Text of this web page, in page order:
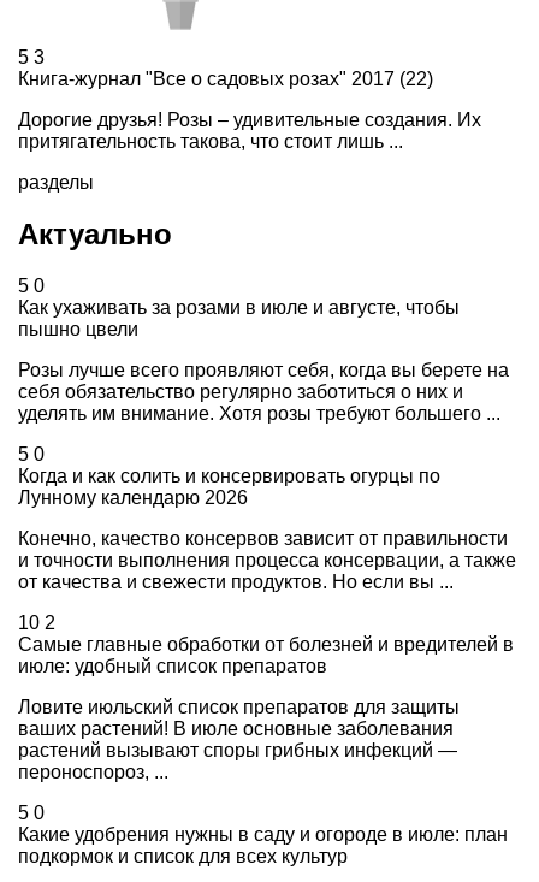
5 3
Книга-журнал "Все о садовых розах" 2017 (22)
Дорогие друзья! Розы – удивительные создания. Их
притягательность такова, что стоит лишь ...
разделы
Актуально
5 0
Как ухаживать за розами в июле и августе, чтобы
пышно цвели
Розы лучше всего проявляют себя, когда вы берете на
себя обязательство регулярно заботиться о них и
уделять им внимание. Хотя розы требуют большего ...
5 0
Когда и как солить и консервировать огурцы по
Лунному календарю 2026
Конечно, качество консервов зависит от правильности
и точности выполнения процесса консервации, а также
от качества и свежести продуктов. Но если вы ...
10 2
Самые главные обработки от болезней и вредителей в
июле: удобный список препаратов
Ловите июльский список препаратов для защиты
ваших растений! В июле основные заболевания
растений вызывают споры грибных инфекций —
пероноспороз, ...
5 0
Какие удобрения нужны в саду и огороде в июле: план
подкормок и список для всех культур